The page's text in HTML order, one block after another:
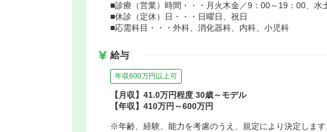
■診療（営業）時間・・・月火木金／9：00～19：00、水
■休診（定休）日・・・日曜日、祝日
■応需科目・・・外科、消化器科、内科、小児科
給与
年収600万円以上可
【月収】41.0万円程度 30歳～モデル
【年収】410万円～600万円
※年齢、経験、能力を考慮のうえ、規定により決定します